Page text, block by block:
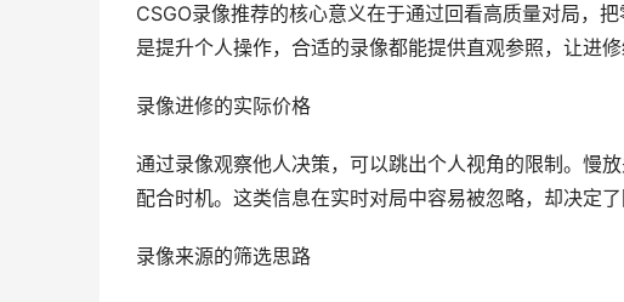
CSGO录像推荐的核心意义在于通过回看高质量对局，
是提升个人操作，合适的录像都能提供直观参照，让进修
录像进修的实际价格
通过录像观察他人决策，可以跳出个人视角的限制。慢
配合时机。这类信息在实时对局中容易被忽略，却决定了
录像来源的筛选思路